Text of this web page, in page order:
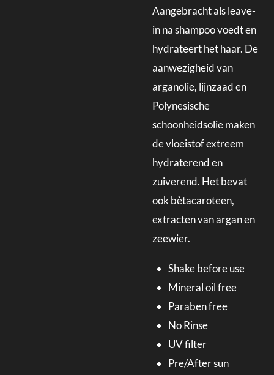
Aangebracht als leave-
in na shampoo voedt en
hydrateert het haar. De
aanwezigheid van
arganolie, lijnzaad en
Polynesische
schoonheidsolie maken
de vloeistof extreem
hydraterend en
zuiverend. Het bevat
ook bètacaroteen,
extracten van argan en
zeewier.
Shake before use
Mineral oil free
Paraben free
No Rinse
UV filter
Pre/After sun